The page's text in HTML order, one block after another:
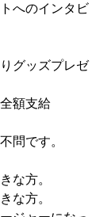
のインタビ
ッズプレゼ
支給
問です。
方。
方。